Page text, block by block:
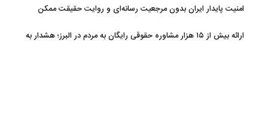
امنیت پایدار ایران بدون مرجعیت رسانه‌ای و روایت حقیقت ممکن
ارائه بیش از ۱۵ هزار مشاوره حقوقی رایگان به مردم در البرز؛ هشدار به